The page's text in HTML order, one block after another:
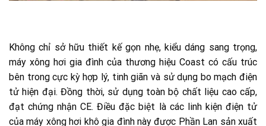
Không chỉ sở hữu thiết kế gọn nhẹ, kiểu dáng sang trọng,
máy xông hơi gia đình của thương hiệu Coast có cấu trúc
bên trong cực kỳ hợp lý, tinh giãn và sử dụng bo mạch điện
tử hiện đại. Đồng thời, sử dụng toàn bộ chất liệu cao cấp,
đạt chứng nhận CE. Điều đặc biệt là các linh kiện điện tử
của máy xông hơi khô gia đình này được Phần Lan sản xuất